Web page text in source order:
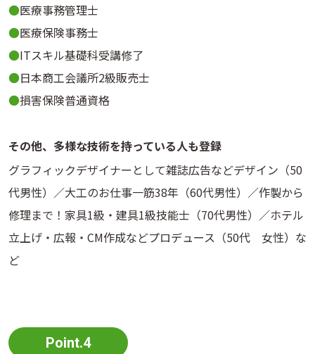
医療事務管理士
医療保険事務士
ITスキル基礎科受講修了
日本商工会議所2級販売士
損害保険普通資格
その他、多様な技術を持っている人も登録
グラフィックデザイナーとして雑誌広告などデザイン（50
代男性）／大工のお仕事一筋38年（60代男性）／作製から
修理まで！家具1級・建具1級技能士（70代男性）／ホテル
立上げ・広報・CM作成などプロデュース（50代 女性）な
ど
Point.4